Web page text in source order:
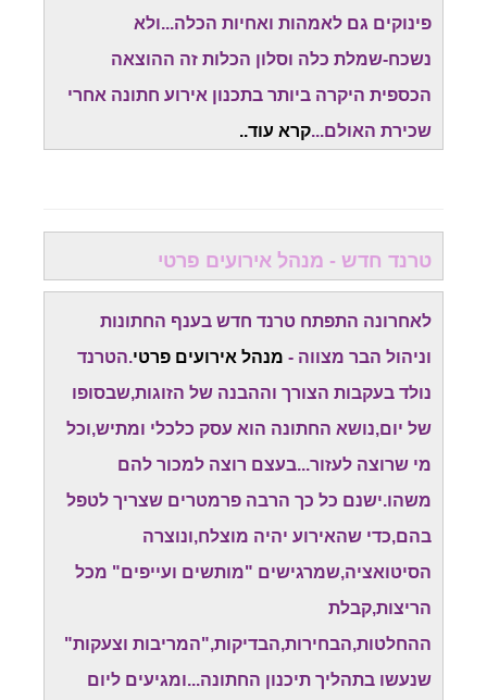
פינוקים גם לאמהות ואחיות הכלה...ולא
נשכח-שמלת כלה וסלון הכלות זה ההוצאה
הכספית היקרה ביותר בתכנון אירוע חתונה אחרי
שכירת האולם...קרא עוד..
טרנד חדש - מנהל אירועים פרטי
לאחרונה התפתח טרנד חדש בענף החתונות
וניהול הבר מצווה - מנהל אירועים פרטי.הטרנד
נולד בעקבות הצורך וההבנה של הזוגות,שבסופו
של יום,נושא החתונה הוא עסק כלכלי ומתיש,וכל
מי שרוצה לעזור...בעצם רוצה למכור להם
משהו.ישנם כל כך הרבה פרמטרים שצריך לטפל
בהם,כדי שהאירוע יהיה מוצלח,ונוצרה
הסיטואציה,שמרגישים "מותשים ועייפים" מכל
הריצות,קבלת
ההחלטות,הבחירות,הבדיקות,"המריבות וצעקות"
שנעשו בתהליך תיכנון החתונה...ומגיעים ליום